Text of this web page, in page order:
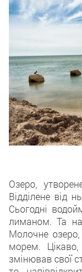
Озеро,
Відділене від
Сьогодні
лиманом. Та
Молочне
морем.
змінював свої